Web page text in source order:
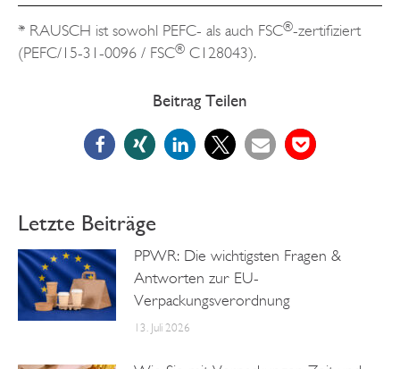
* RAUSCH ist sowohl PEFC- als auch FSC®-zertifiziert
(PEFC/15-31-0096 / FSC® C128043).
Beitrag Teilen
Letzte Beiträge
PPWR: Die wichtigsten Fragen &
Antworten zur EU-
Verpackungsverordnung
13. Juli 2026